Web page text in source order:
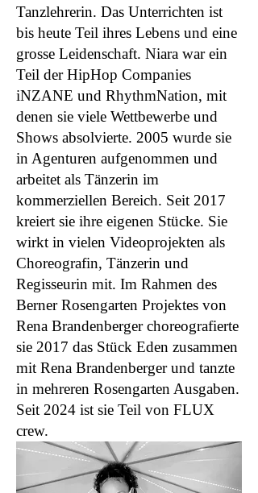
Tanzlehrerin. Das Unterrichten ist
bis heute Teil ihres Lebens und eine
grosse Leidenschaft. Niara war ein
Teil der HipHop Companies
iNZANE und RhythmNation, mit
denen sie viele Wettbewerbe und
Shows absolvierte. 2005 wurde sie
in Agenturen aufgenommen und
arbeitet als Tänzerin im
kommerziellen Bereich. Seit 2017
kreiert sie ihre eigenen Stücke. Sie
wirkt in vielen Videoprojekten als
Choreografin, Tänzerin und
Regisseurin mit. Im Rahmen des
Berner Rosengarten Projektes von
Rena Brandenberger choreografierte
sie 2017 das Stück Eden zusammen
mit Rena Brandenberger und tanzte
in mehreren Rosengarten Ausgaben.
Seit 2024 ist sie Teil von FLUX
crew.